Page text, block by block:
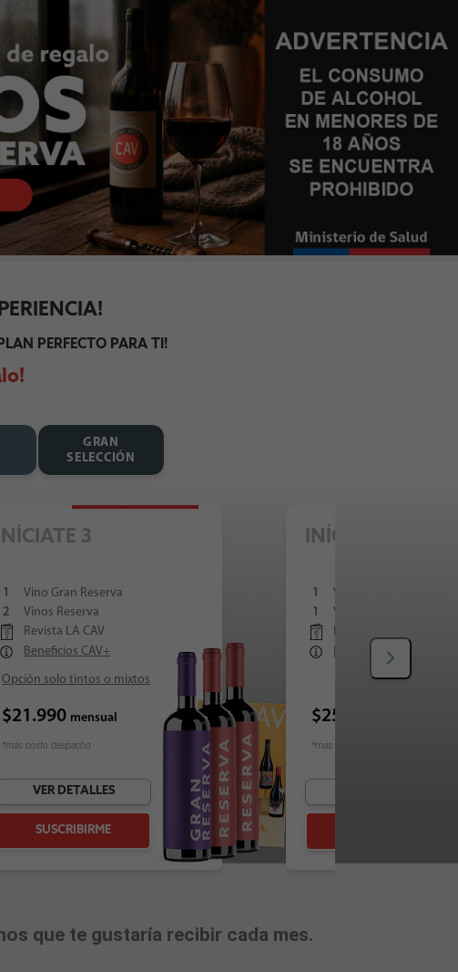
PERFECTO PARA TI!
GRAN
SELECCIÓN
3
1
Vino Gran Reserva
2
Vinos Reserva
Revista LA CAV
Beneficios CAV+
Opción solo tintos o mixtos
$21.990 mensual
*más costo despacho
VER DETALLES
SUSCRIBIRME
INÍCIATE 4
1
Vino Premium
1
Vino Gran Reserva
Revista LA CAV
Beneficios CAV+
$25.990
*más costo despacho
que te gustaría recibir cada mes.